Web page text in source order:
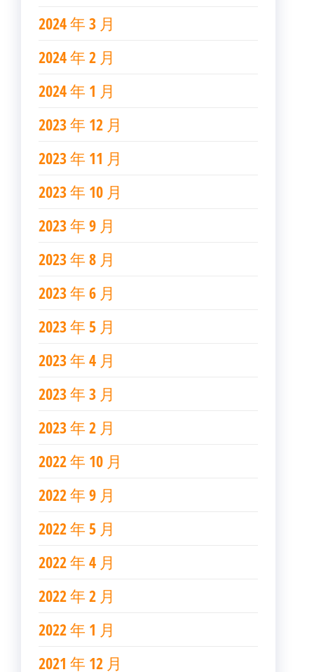
2024 年 3 月
2024 年 2 月
2024 年 1 月
2023 年 12 月
2023 年 11 月
2023 年 10 月
2023 年 9 月
2023 年 8 月
2023 年 6 月
2023 年 5 月
2023 年 4 月
2023 年 3 月
2023 年 2 月
2022 年 10 月
2022 年 9 月
2022 年 5 月
2022 年 4 月
2022 年 2 月
2022 年 1 月
2021 年 12 月